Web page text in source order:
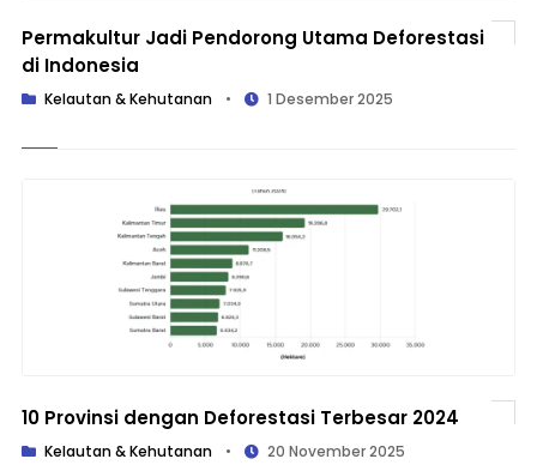
Permakultur Jadi Pendorong Utama Deforestasi
di Indonesia
Kelautan & Kehutanan • 1 Desember 2025
10 Provinsi dengan Deforestasi Terbesar 2024
Kelautan & Kehutanan • 20 November 2025